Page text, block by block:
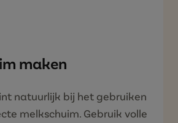
maken
natuurlijk bij het gebruiken
melkschuim. Gebruik volle